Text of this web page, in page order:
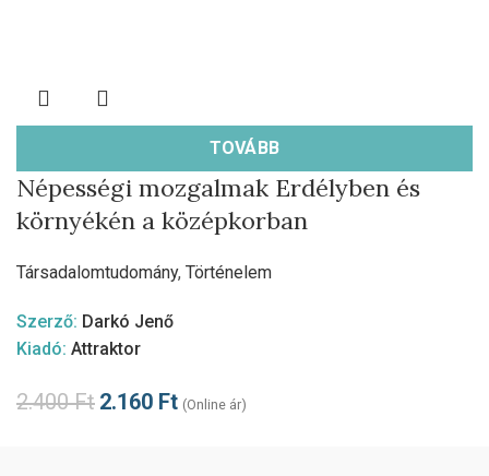
TOVÁBB
Népességi mozgalmak Erdélyben és
környékén a középkorban
Társadalomtudomány, Történelem
Szerző: Darkó Jenő
Kiadó: Attraktor
2.400Ft 2.160 Ft (Online ár)